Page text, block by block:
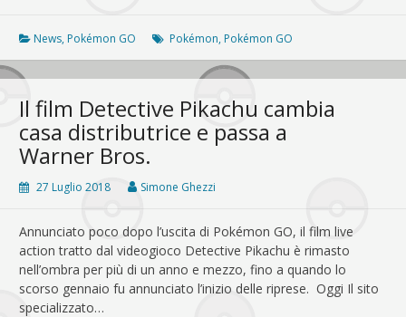
Pokémon
di
Johto
ad
agosto
in
GO
News, Pokémon GO Pokémon, Pokémon GO
Il film Detective Pikachu cambia
casa distributrice e passa a
Warner Bros.
27 Luglio 2018 Simone Ghezzi
Annunciato poco dopo l’uscita di Pokémon GO, il film live
action tratto dal videogioco Detective Pikachu è rimasto
nell’ombra per più di un anno e mezzo, fino a quando lo
scorso gennaio fu annunciato l’inizio delle riprese. Oggi Il sito
specializzato…